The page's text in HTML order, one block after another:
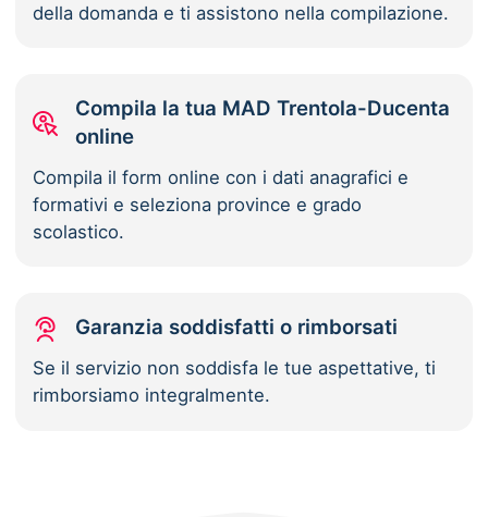
della domanda e ti assistono nella compilazione.
Compila la tua MAD Trentola-Ducenta
online
Compila il form online con i dati anagrafici e
formativi e seleziona province e grado
scolastico.
Garanzia soddisfatti o rimborsati
Se il servizio non soddisfa le tue aspettative, ti
rimborsiamo integralmente.